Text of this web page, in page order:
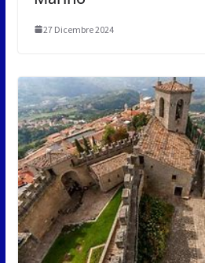
27 Dicembre 2024